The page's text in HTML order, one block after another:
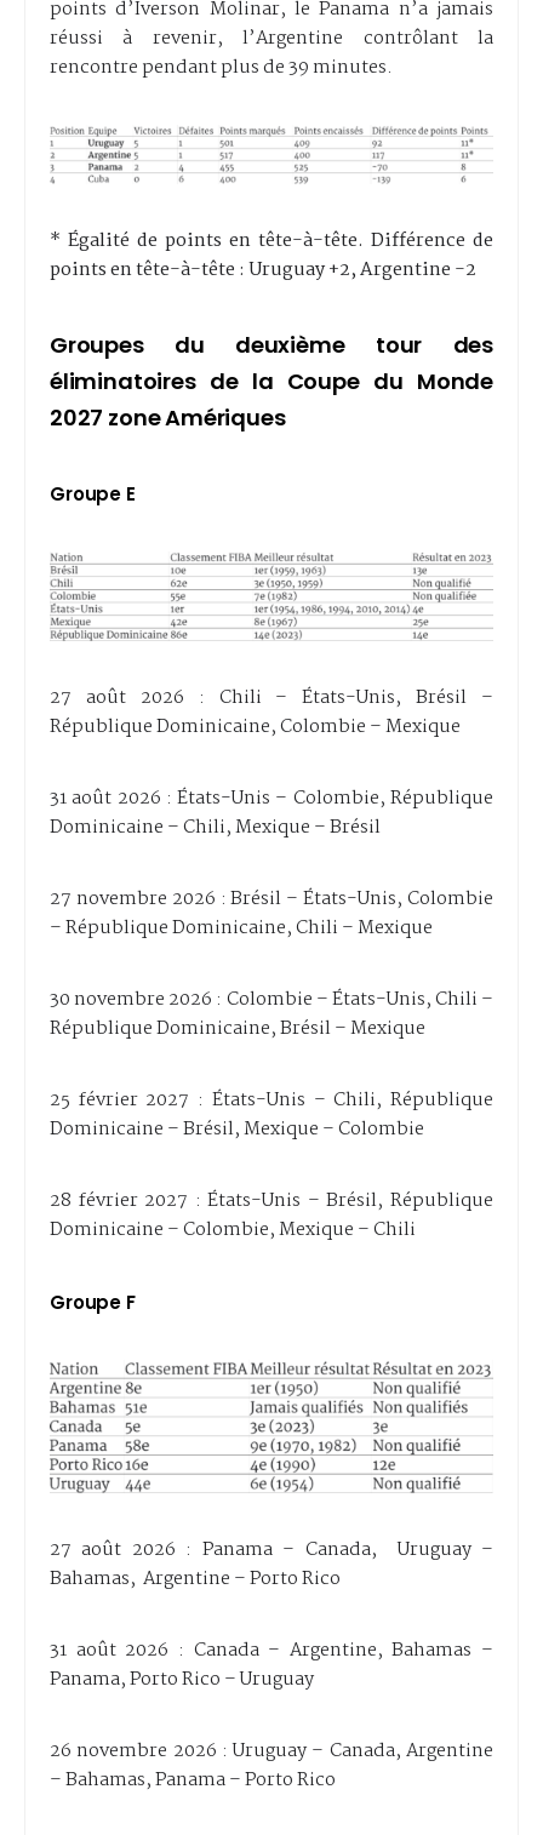
points d’Iverson Molinar, le Panama n’a jamais
réussi à revenir, l’Argentine contrôlant la
rencontre pendant plus de 39 minutes.
* Égalité de points en tête-à-tête. Différence de
points en tête-à-tête : Uruguay +2, Argentine -2
Groupes du deuxième tour des
éliminatoires de la Coupe du Monde
2027 zone Amériques
Groupe E
27 août 2026 : Chili – États-Unis, Brésil –
République Dominicaine, Colombie – Mexique
31 août 2026 : États-Unis – Colombie, République
Dominicaine – Chili, Mexique – Brésil
27 novembre 2026 : Brésil – États-Unis, Colombie
– République Dominicaine, Chili – Mexique
30 novembre 2026 : Colombie – États-Unis, Chili –
République Dominicaine, Brésil – Mexique
25 février 2027 : États-Unis – Chili, République
Dominicaine – Brésil, Mexique – Colombie
28 février 2027 : États-Unis – Brésil, République
Dominicaine – Colombie, Mexique – Chili
Groupe F
27 août 2026 : Panama – Canada, Uruguay –
Bahamas, Argentine – Porto Rico
31 août 2026 : Canada – Argentine, Bahamas –
Panama, Porto Rico – Uruguay
26 novembre 2026 : Uruguay – Canada, Argentine
– Bahamas, Panama – Porto Rico